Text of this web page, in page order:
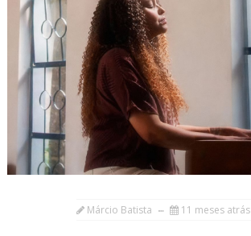
Márcio Batista 11 meses atrás